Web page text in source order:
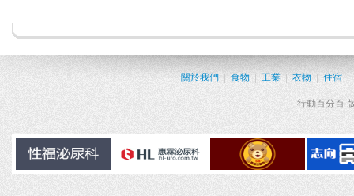
關於我們 食物 工業 | 衣物 住宿 |
行動百分百